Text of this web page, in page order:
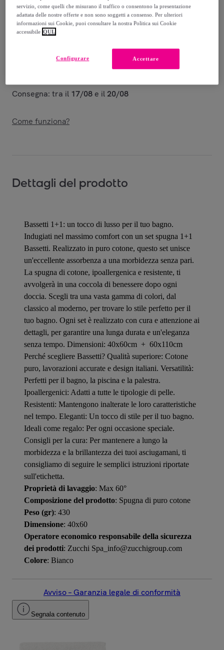
Consegna
Consegna: tra il 17/08 e il 20/08
Come funziona?
Dettagli del prodotto
Bassetti 1+1: un tocco di lusso per il tuo bagno.
Indugiati nel massimo comfort con un set spugna 1+1
Bassetti. Realizzato in puro cotone, questo set unisce
un'eccellente assorbenza a una morbidezza senza pari.
La spugna di cotone, ipoallergenica e resistente, ti
avvolgerà in una coccola di benessere dopo ogni
doccia. Scegli tra una vasta gamma di colori, dal
classico al moderno, per trovare lo stile perfetto per il
tuo bagno. Ogni set è realizzato con cura e attenzione ai
dettagli, per garantire una lunga durata e un'eleganza
senza tempo. Dimensioni: 40x60cm + 60x110cm
Perché scegliere Bassetti? Qualità superiore: Cotone
puro, lavorazioni accurate e design italiani. Versatilità:
Perfetti per il bagno, la piscina e la palestra.
Ipoallergenici: Adatti a tutte le tipologie di pelle.
Resistenti: Mantengono inalterate le loro caratteristiche
nel tempo. Eleganti: Un tocco di stile per il tuo bagno.
Ideali come regalo: Per ogni occasione speciale.
Consigli per la cura: Per mantenere a lungo la
morbidezza e la brillantezza dei tuoi asciugamani, ti
consigliamo di seguire le semplici istruzioni riportate
sull'etichetta.
Proprietà di lavaggio: Max 60°
Composizione del prodotto: Spugna di puro cotone
Peso (gr): 430
Dimensione: 40x60
Operatore economico responsabile della sicurezza
dei prodotti: Zucchi Spa_info@zucchigroup.com
Colore: Bianco
Avviso – Garanzia legale di conformità
Segnala contenuto
servizio, come quelli che misurano il traffico o consentono la presentazione
adattata delle nostre offerte e non sono soggetti a consenso. Per ulteriori
informazioni sui Cookie, puoi consultare la nostra Politica sui Cookie
accessibile QUI.
Accettare
Configurare